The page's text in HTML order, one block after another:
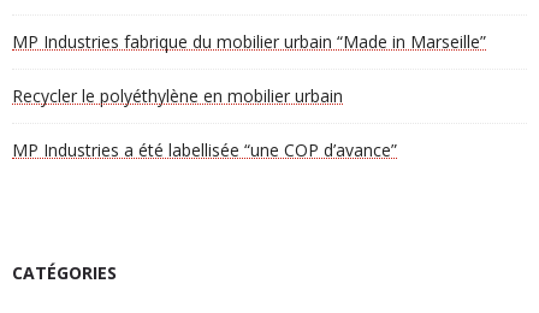
MP Industries fabrique du mobilier urbain “Made in Marseille”
Recycler le polyéthylène en mobilier urbain
MP Industries a été labellisée “une COP d’avance”
CATÉGORIES